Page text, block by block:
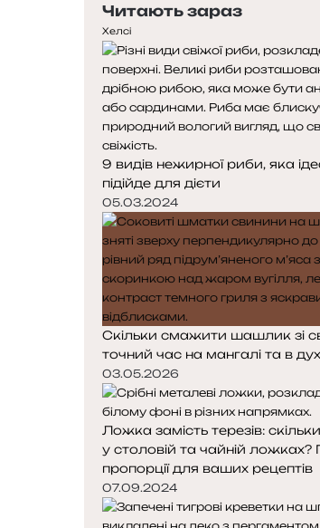
р
е
д
н
я
с
т
о
р
і
н
к
а
т
у
п
н
а
с
т
о
р
і
н
к
а
Читають зараз
Хелсі
9 видів нежирної риби, яка
підійде для дієти
05.03.2024
Скільки смажити шашлик зі
точний час на мангалі та в
03.05.2026
Ложка замість терезів:
у столовій та чайній ложках?
пропорції для ваших рецептів
07.09.2024